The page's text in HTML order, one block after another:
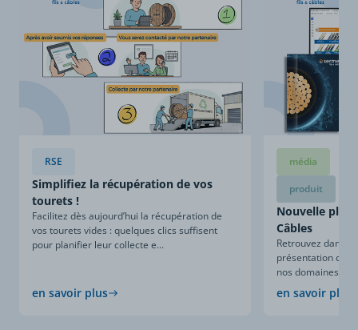
RSE
Simplifiez la récupération de vos
tourets !
Facilitez dès aujourd’hui la récupération de
vos tourets vides : quelques clics suffisent
pour planifier leur collecte e...
en savoir plus
média
produit
Nouvelle
Câbles
Retrouvez dans
présentation
nos domaines
en savoir plus